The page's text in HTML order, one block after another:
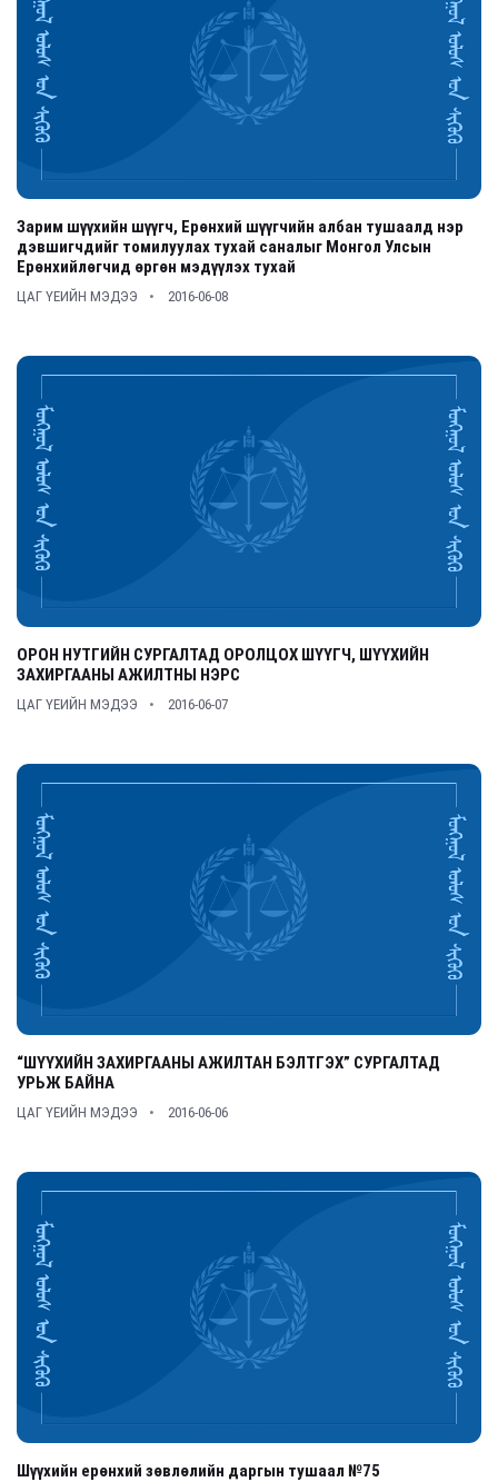
Зарим шүүхийн шүүгч, Ерөнхий шүүгчийн албан тушаалд нэр
дэвшигчдийг томилуулах тухай саналыг Монгол Улсын
Ерөнхийлөгчид өргөн мэдүүлэх тухай
ЦАГ ҮЕИЙН МЭДЭЭ 2016-06-08
ОРОН НУТГИЙН СУРГАЛТАД ОРОЛЦОХ ШҮҮГЧ, ШҮҮХИЙН
ЗАХИРГААНЫ АЖИЛТНЫ НЭРС
ЦАГ ҮЕИЙН МЭДЭЭ 2016-06-07
“ШҮҮХИЙН ЗАХИРГААНЫ АЖИЛТАН БЭЛТГЭХ” СУРГАЛТАД
УРЬЖ БАЙНА
ЦАГ ҮЕИЙН МЭДЭЭ 2016-06-06
Шүүхийн ерөнхий зөвлөлийн даргын тушаал №75